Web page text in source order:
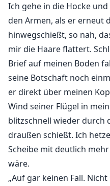
Ich gehe in die Hocke
den Armen, als er erneut
hinwegschießt, so nah,
mir die Haare flattert.
Brief auf meinen Boden
seine Botschaft noch
er direkt über meinen
Wind seiner Flügel in
blitzschnell wieder durch
draußen schießt. Ich
Scheibe mit deutlich
wäre.
„Auf gar keinen Fall.